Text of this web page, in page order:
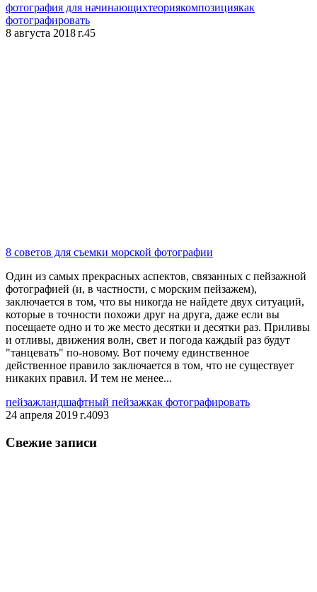
фотография для начинающихтеориякомпозициякак
фотографировать
8 августа 2018 г.45
8 советов для съемки морской фотографии
Один из самых прекрасных аспектов, связанных с пейзажной
фотографией (и, в частности, с морским пейзажем),
заключается в том, что вы никогда не найдете двух ситуаций,
которые в точности похожи друг на друга, даже если вы
посещаете одно и то же место десятки и десятки раз. Приливы
и отливы, движения волн, свет и погода каждый раз будут
"танцевать" по-новому. Вот почему единственное
действенное правило заключается в том, что не существует
никаких правил. И тем не менее...
пейзажландшафтный пейзажкак фотографировать
24 апреля 2019 г.4093
Свежие записи